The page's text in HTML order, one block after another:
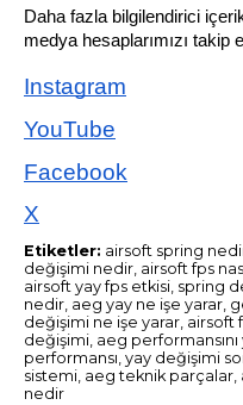
Daha fazla bilgilendirici
medya hesaplarımızı takip
Instagram
YouTube
Facebook
X
Etiketler: airsoft spring
değişimi nedir, airsoft fps
airsoft yay fps etkisi, spring
nedir, aeg yay ne işe yarar,
değişimi ne işe yarar,
değişimi, aeg
performansı, yay değişimi
sistemi, aeg teknik
nedir